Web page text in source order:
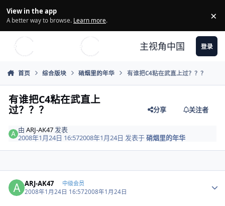
View in the app
A better way to browse. Learn more. ×
主视角中国 登录
首页 综合版块 硝烟里的年华 有谁把C4粘在武直上过？？？
有谁把C4粘在武直上
过？？？ 分享 关注者
由ARJ-AK47 发表
2008年1月24日 16:572008年1月24日 发表于硝烟里的年华
ARJ-AK47 中级会员
2008年1月24日 16:572008年1月24日